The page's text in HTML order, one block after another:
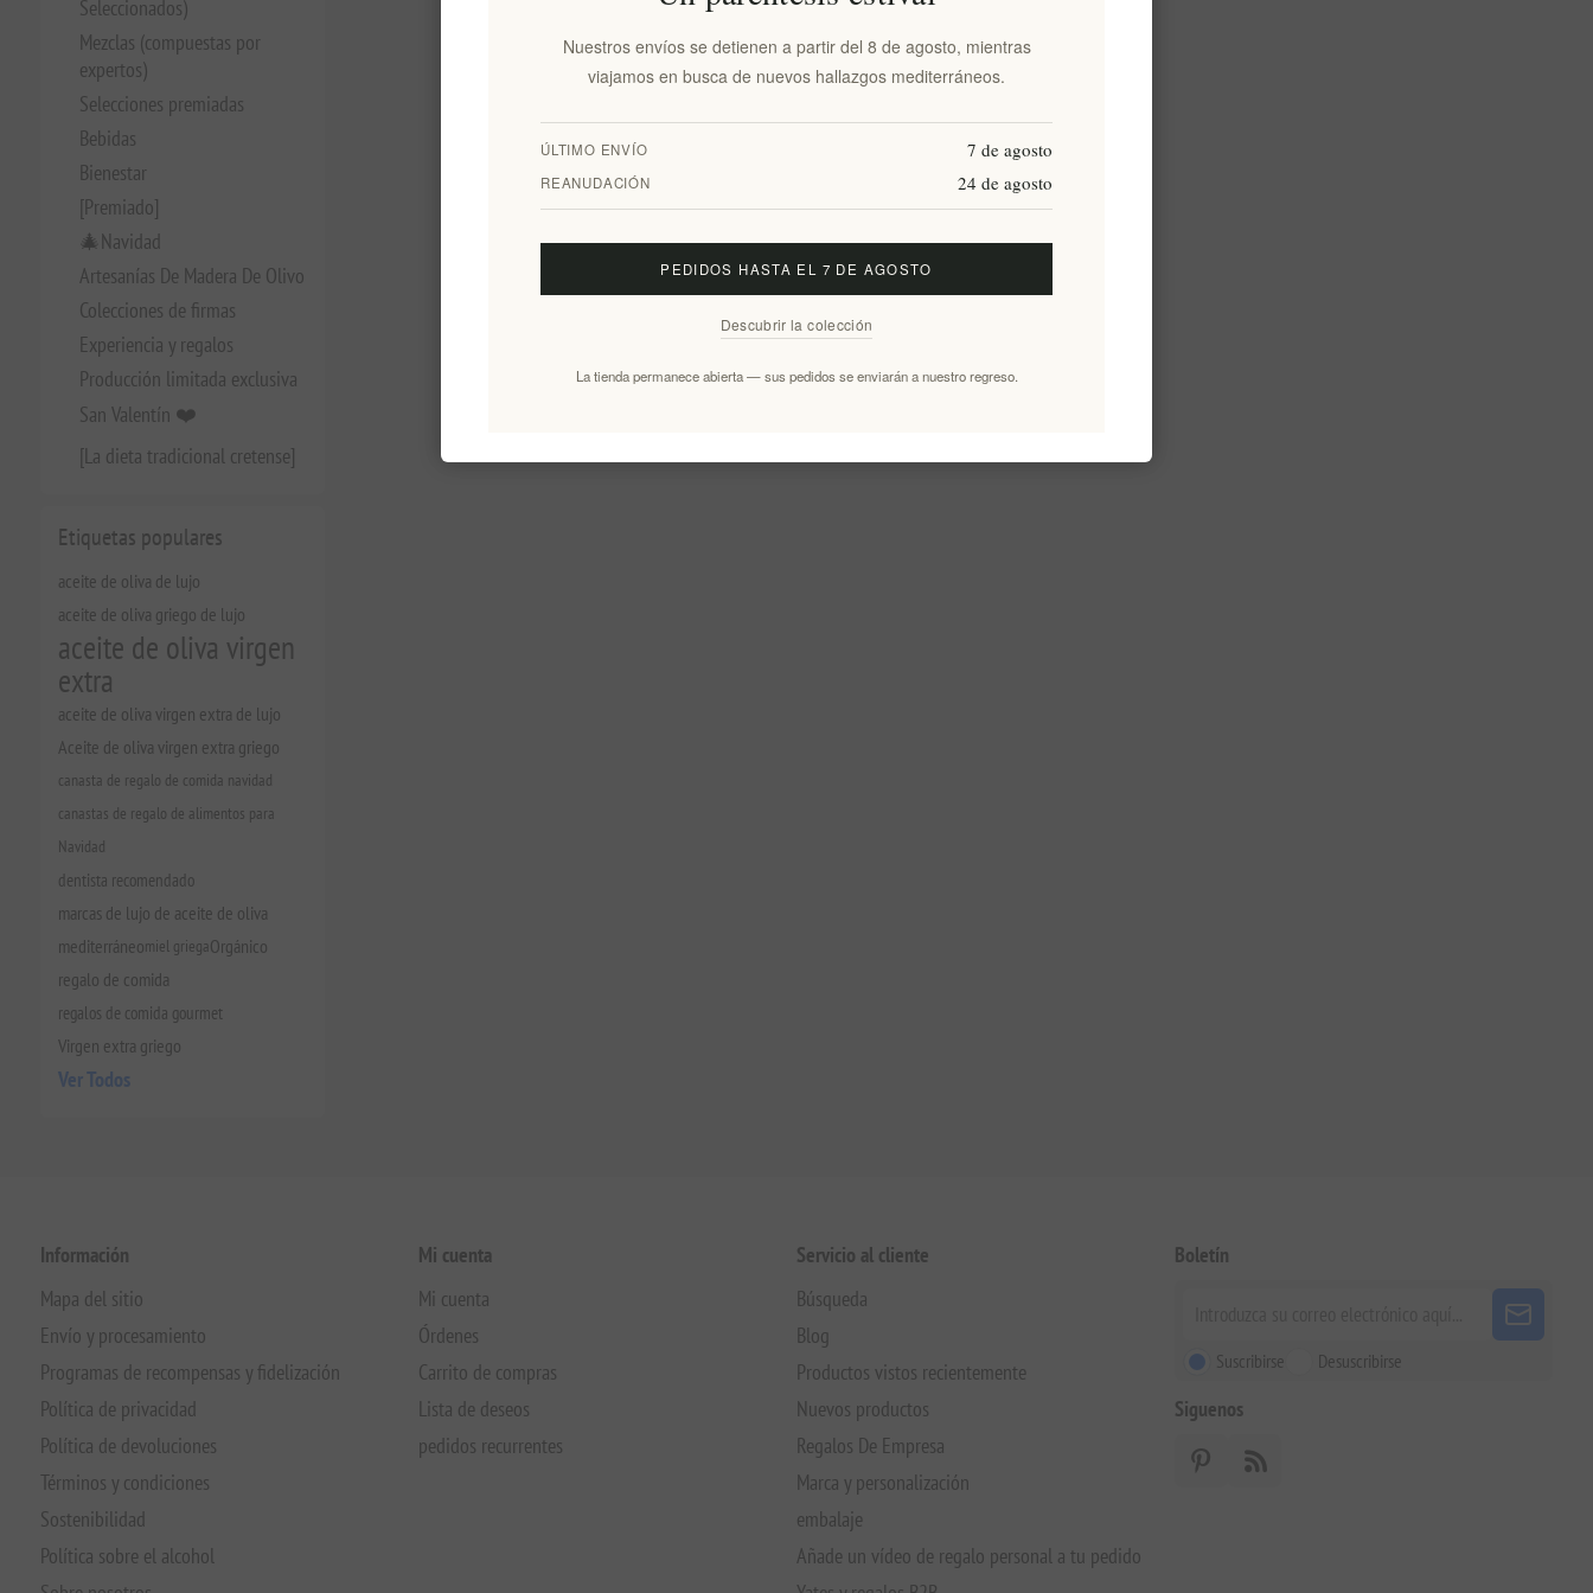
Seleccionados)
Mezclas (compuestas por
expertos)
Selecciones premiadas
Bebidas
Bienestar
[Premiado]
🎄Navidad
Artesanías De Madera De Olivo
Colecciones de firmas
Experiencia y regalos
Producción limitada exclusiva
San Valentín ❤️
[La dieta tradicional cretense]
Etiquetas populares
aceite de oliva de lujo
aceite de oliva griego de lujo
aceite de oliva virgen
extra
aceite de oliva virgen extra de lujo
Aceite de oliva virgen extra griego
canasta de regalo de comida navidad
canastas de regalo de alimentos para
Navidad
dentista recomendado
marcas de lujo de aceite de oliva
mediterráneomiel griegaOrgánico
regalo de comida
regalos de comida gourmet
Virgen extra griego
Ver Todos
Información
Mapa del sitio
Envío y procesamiento
Programas de recompensas y fidelización
Política de privacidad
Política de devoluciones
Términos y condiciones
Sostenibilidad
Política sobre el alcohol
Mi cuenta
Mi cuenta
Órdenes
Carrito de compras
Lista de deseos
pedidos recurrentes
Servicio al cliente
Búsqueda
Blog
Productos vistos recientemente
Nuevos productos
Regalos De Empresa
Marca y personalización
embalaje
Añade un vídeo de regalo personal a tu pedido
Boletín
Suscribirse Desuscribirse
Siguenos
Nuestros envíos se detienen a partir del 8 de agosto, mientras
viajamos en busca de nuevos hallazgos mediterráneos.
ÚLTIMO ENVÍO 7 de agosto
REANUDACIÓN 24 de agosto
PEDIDOS HASTA EL 7 DE AGOSTO
Descubrir la colección
La tienda permanece abierta — sus pedidos se enviarán a nuestro regreso.